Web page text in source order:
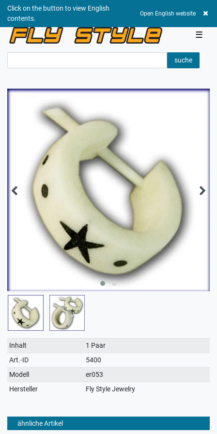
Click on the button to view English
contents.
Open English website
☰
suche
Technisches
Merkmal
Wert
Inhalt
1 Paar
Art.-ID
5400
Modell
er053
Hersteller
Fly Style Jewelry
ähnliche Artikel